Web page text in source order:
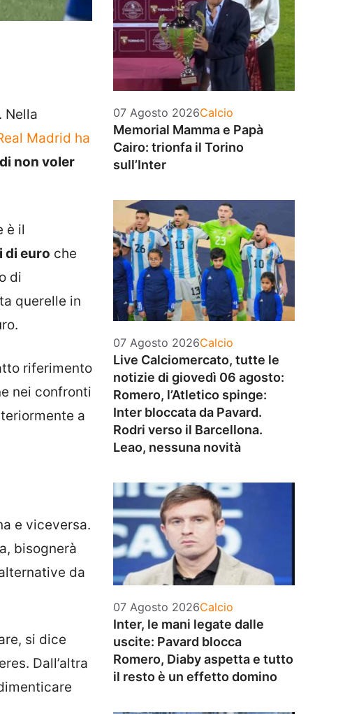
Nella
Madrid ha
non voler
è il
di euro che
di
querelle in
riferimento
nei confronti
a
e viceversa.
bisognerà
da
si dice
Dall’altra
07 Agosto 2026Categorie
Calcio
Memorial Mamma e Papà
Cairo: trionfa il Torino
sull’Inter
07 Agosto 2026Categorie
Calcio
Live Calciomercato, tutte le
notizie di giovedì 06 agosto:
Romero, l’Atletico spinge:
Inter bloccata da Pavard.
Rodri verso il Barcellona.
Leao, nessuna novità
07 Agosto 2026Categorie
Calcio
Inter, le mani legate dalle
uscite: Pavard blocca
Romero, Diaby aspetta e tutto
il resto è un effetto domino